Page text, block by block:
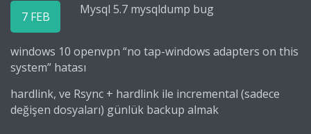
7 FEB Mysql 5.7 mysqldump bug
windows 10 openvpn “no tap-windows adapters on this
system” hatası
hardlink, ve Rsync + hardlink ile incremental (sadece
değişen dosyaları) günlük backup almak